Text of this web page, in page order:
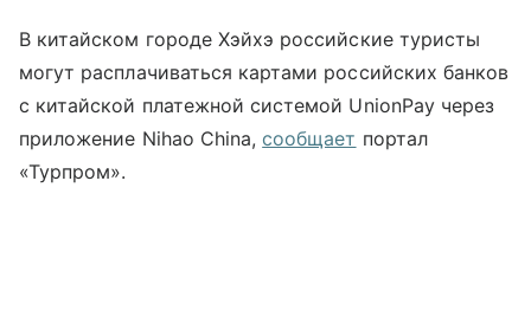
В китайском городе Хэйхэ российские туристы
могут расплачиваться картами российских банков
с китайской платежной системой UnionPay через
приложение Nihao China,сообщает портал
«Турпром».